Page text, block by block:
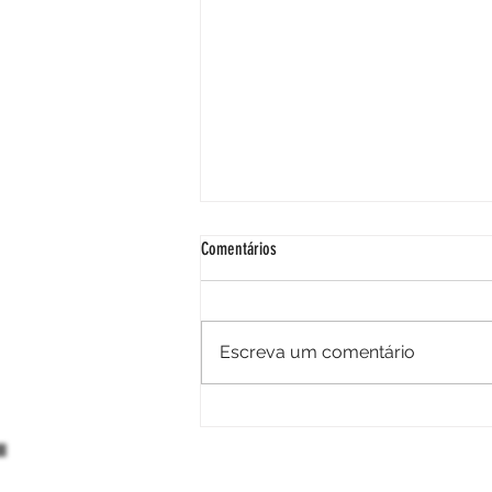
Palmilhas posturais
Comentários
Escreva um comentário